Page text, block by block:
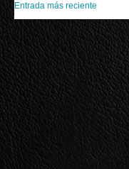
Entrada más reciente